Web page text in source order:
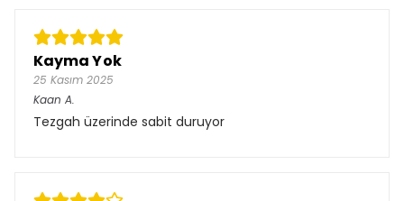
Kayma Yok
25 Kasım 2025
Kaan A.
Tezgah üzerinde sabit duruyor